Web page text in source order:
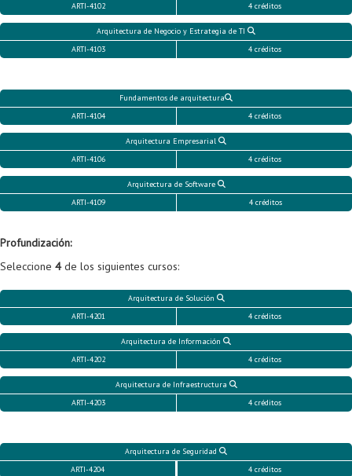
ARTI-4102
4 créditos
Arquitectura de Negocio y Estrategia de TI
ARTI-4103
4 créditos
Fundamentos de arquitectura
ARTI-4104
4 créditos
Arquitectura Empresarial
ARTI-4106
4 créditos
Arquitectura de Software
ARTI-4109
4 créditos
Profundización:
Seleccione 4de los siguientes cursos:
Arquitectura de Solución
ARTI-4201
4 créditos
Arquitectura de Información
ARTI-4202
4 créditos
Arquitectura de Infraestructura
ARTI-4203
4 créditos
Arquitectura de Seguridad
ARTI-4204
4 créditos